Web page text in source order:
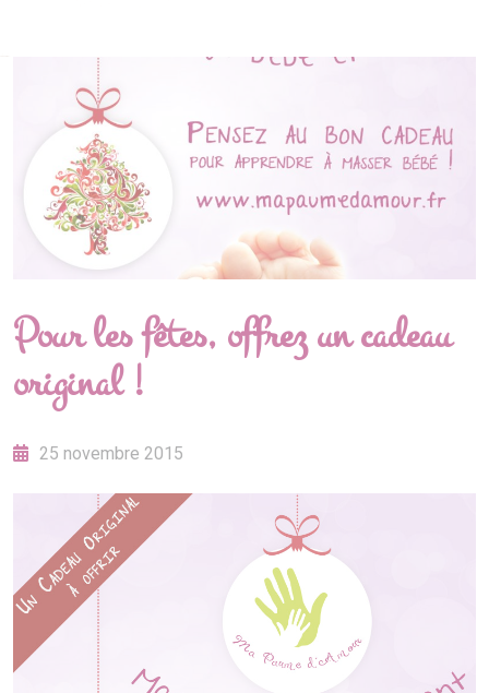
Pour les fêtes, offrez un cadeau
original !
25 novembre 2015